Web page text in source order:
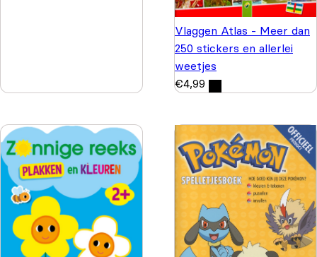
Vlaggen Atlas - Meer dan
250 stickers en allerlei
weetjes
€4,99